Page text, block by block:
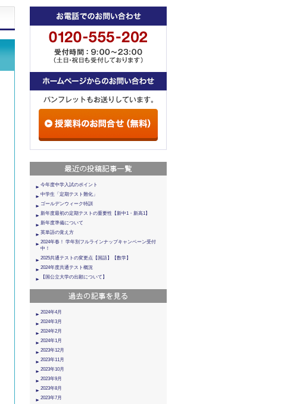
今年度中学入試のポイント
中学生「定期テスト難化」
ゴールデンウィーク特訓
新年度最初の定期テストの重要性【新中1・新高1】
新年度準備について
英単語の覚え方
2024年春！ 学年別フルラインナップキャンペーン受付
中！
2025共通テストの変更点【国語】【数学】
2024年度共通テスト概況
【国公立大学の出願について】
2024年4月
2024年3月
2024年2月
2024年1月
2023年12月
2023年11月
2023年10月
2023年9月
2023年8月
2023年7月